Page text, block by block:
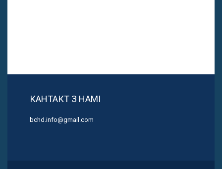
КАНТАКТ З НАМІ
bchd.info@gmail.com